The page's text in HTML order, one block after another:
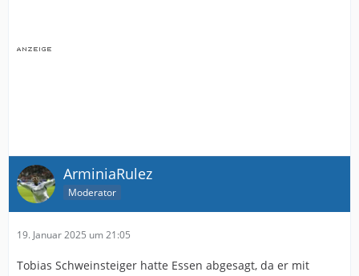
ArminiaRulez
Moderator
19. Januar 2025 um 21:05
Tobias Schweinsteiger hatte Essen abgesagt, da er mit